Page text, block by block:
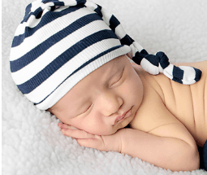
1769